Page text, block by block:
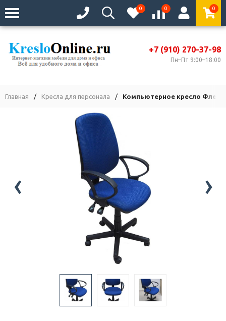
0 0 0
+7 (910) 270-37-98
Пн–Пт 9:00–18:00
Главная / Кресла для персонала / Компьютерное кресло Флеш
‹ ›